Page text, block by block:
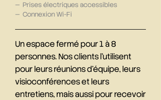
— Prises électriques accessibles
— Connexion Wi-Fi
Un espace fermé pour 1 à 8
personnes. Nos clients l'utilisent
pour leurs réunions d'équipe, leurs
visioconférences et leurs
entretiens, mais aussi pour recevoir